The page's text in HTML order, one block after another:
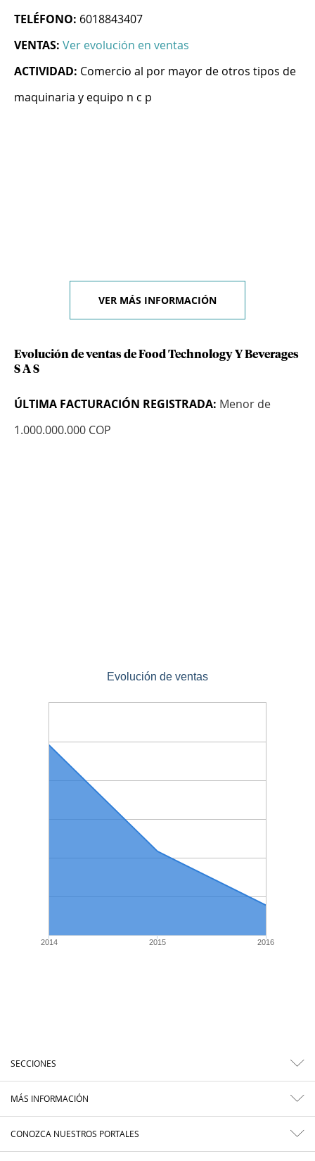
TELÉFONO: 6018843407
VENTAS: Ver evolución en ventas
ACTIVIDAD: Comercio al por mayor de otros tipos de
maquinaria y equipo n c p
VER MÁS INFORMACIÓN
Evolución de ventas de Food Technology Y Beverages
S A S
ÚLTIMA FACTURACIÓN REGISTRADA: Menor de
1.000.000.000 COP
Evolución de ventas
2014 2015 2016
SECCIONES
MÁS INFORMACIÓN
CONOZCA NUESTROS PORTALES